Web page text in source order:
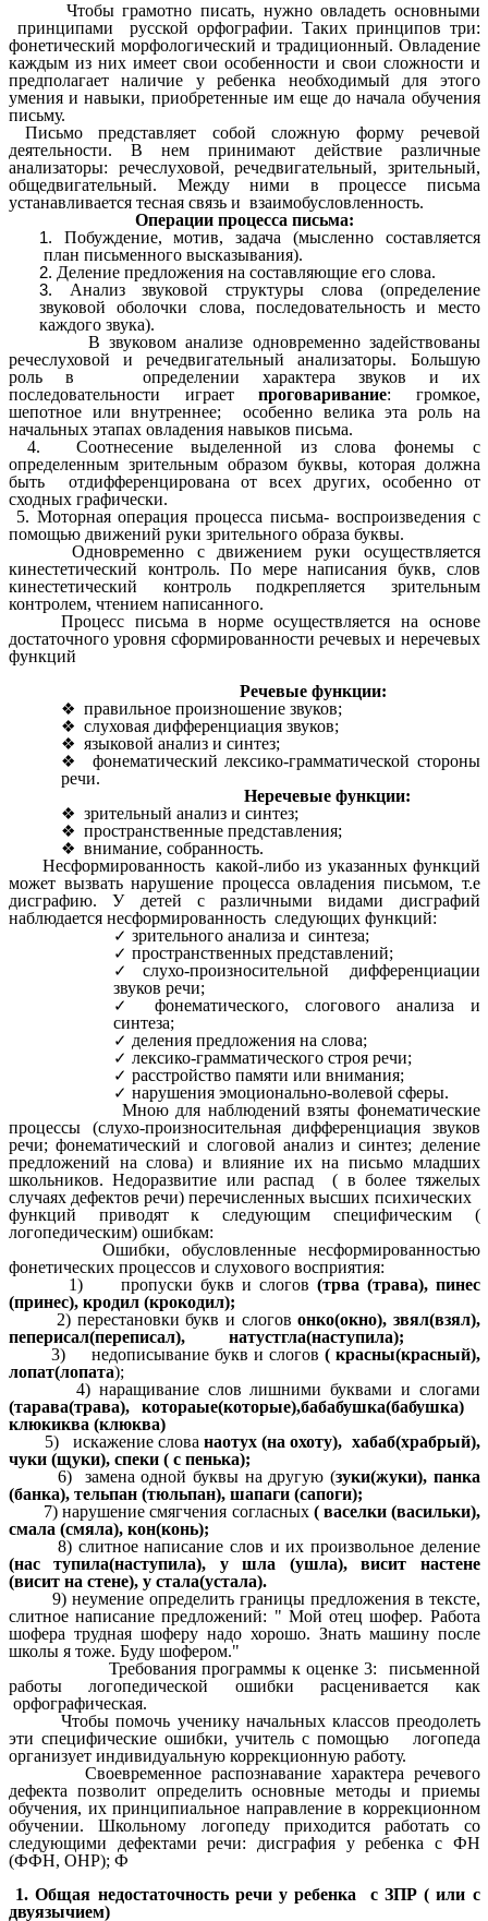
Чтобы грамотно писать, нужно овладеть основными
принципами русской орфографии. Таких принципов три:
фонетический морфологический и традиционный. Овладение
каждым из них имеет свои особенности и свои сложности и
предполагает наличие у ребенка необходимый для этого
умения и навыки, приобретенные им еще до начала обучения
письму.
Письмо представляет собой сложную форму речевой
деятельности. В нем принимают действие различные
анализаторы: речеслуховой, речедвигательный, зрительный,
общедвигательный. Между ними в процессе письма
устанавливается тесная связь и взаимобусловленность.
Операции процесса письма:
Побуждение, мотив, задача (мысленно соcтавляется
план письменного высказывания).
Деление предложения на составляющие его слова.
Анализ звуковой структуры слова (определение
звуковой оболочки слова, последовательность и место
каждого звука).
В звуковом анализе одновременно задействованы
речеслуховой и речедвигательный анализаторы. Большую
роль в определении характера звуков и их
последовательности играетпроговаривание: громкое,
шепотное или внутреннее; особенно велика эта роль на
начальных этапах овладения навыков письма.
4. Соотнесение выделенной из слова фонемы с
определенным зрительным образом буквы, которая должна
быть отдифференцирована от всех других, особенно от
сходных графически.
5. Моторная операция процесса письма- воспроизведения с
помощью движений руки зрительного образа буквы.
Одновременно с движением руки осуществляется
кинестетический контроль. По мере написания букв, слов
кинестетический контроль подкрепляется зрительным
контролем, чтением написанного.
Процесс письма в норме осуществляется на основе
достаточного уровня сформированности речевых и неречевых
функций
Речевые функции:
правильное произношение звуков;
слуховая дифференциация звуков;
языковой анализ и синтез;
фонематический лексико-грамматической стороны
речи.
Неречевые функции:
зрительный анализ и синтез;
пространственные представления;
внимание, собранность.
Несформированность какой-либо из указанных функций
может вызвать нарушение процесса овладения письмом, т.е
дисграфию. У детей с различными видами дисграфий
наблюдается несформированность следующих функций:
зрительного анализа и синтеза;
пространственных представлений;
слухо-произносительной дифференциации
звуков речи;
фонематического, слогового анализа и
синтеза;
деления предложения на слова;
лексико-грамматического строя речи;
расстройство памяти или внимания;
нарушения эмоционально-волевой сферы.
Мною для наблюдений взяты фонематические
процессы (слухо-произносительная дифференциация звуков
речи; фонематический и слоговой анализ и синтез; деление
предложений на слова) и влияние их на письмо младших
школьников. Недоразвитие или распад ( в более тяжелых
случаях дефектов речи) перечисленных высших психических
функций приводят к следующим специфическим (
логопедическим) ошибкам:
Ошибки, обусловленные несформированностью
фонетических процессов и слухового восприятия:
1) пропуски букв и слогов (трва (трава), пинес
(принес), кродил (крокодил);
2) перестановки букв и слоговонко(окно), звял(взял),
пеперисал(переписал), натустгла(наступила);
3) недописывание букв и слогов ( красны(красный),
лопат(лопата);
4) наращивание слов лишними буквами и слогами
(тарава(трава), котораые(которые),бабабушка(бабушка)
клюкиква (клюква)
5) искажение слованаотух (на охоту), хабаб(храбрый),
чуки (щуки), спеки ( с пенька);
6) замена одной буквы на другую (зуки(жуки), панка
(банка), тельпан (тюльпан), шапаги (сапоги);
7) нарушение смягчения согласных ( васелки (васильки),
смала (смяла), кон(конь);
8) слитное написание слов и их произвольное деление
(нас тупила(наступила), у шла (ушла), висит настене
(висит на стене), у стала(устала).
9) неумение определить границы предложения в тексте,
слитное написание предложений: " Мой отец шофер. Работа
шофера трудная шоферу надо хорошо. Знать машину после
школы я тоже. Буду шофером."
Требования программы к оценке 3: письменной
работы логопедической ошибки расценивается как
орфографическая.
Чтобы помочь ученику начальных классов преодолеть
эти специфические ошибки, учитель с помощью логопеда
организует индивидуальную коррекционную работу.
Своевременное распознавание характера речевого
дефекта позволит определить основные методы и приемы
обучения, их принципиальное направление в коррекционном
обучении. Школьному логопеду приходится работать со
следующими дефектами речи: дисграфия у ребенка с ФН
(ФФН, ОНР); Ф
1. Общая недостаточность речи у ребенка с ЗПР ( или с
двуязычием)